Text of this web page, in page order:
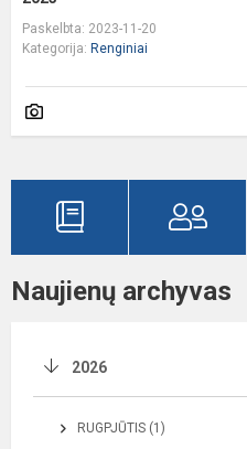
Paskelbta: 2023-11-20
Kategorija: Renginiai
Naujienų archyvas
2026
RUGPJŪTIS (1)